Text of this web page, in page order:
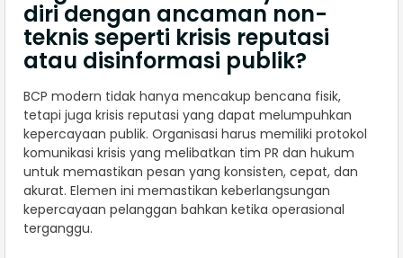
diri dengan ancaman non-
teknis seperti krisis reputasi
atau disinformasi publik?
BCP modern tidak hanya mencakup bencana fisik,
tetapi juga krisis reputasi yang dapat melumpuhkan
kepercayaan publik. Organisasi harus memiliki protokol
komunikasi krisis yang melibatkan tim PR dan hukum
untuk memastikan pesan yang konsisten, cepat, dan
akurat. Elemen ini memastikan keberlangsungan
kepercayaan pelanggan bahkan ketika operasional
terganggu.